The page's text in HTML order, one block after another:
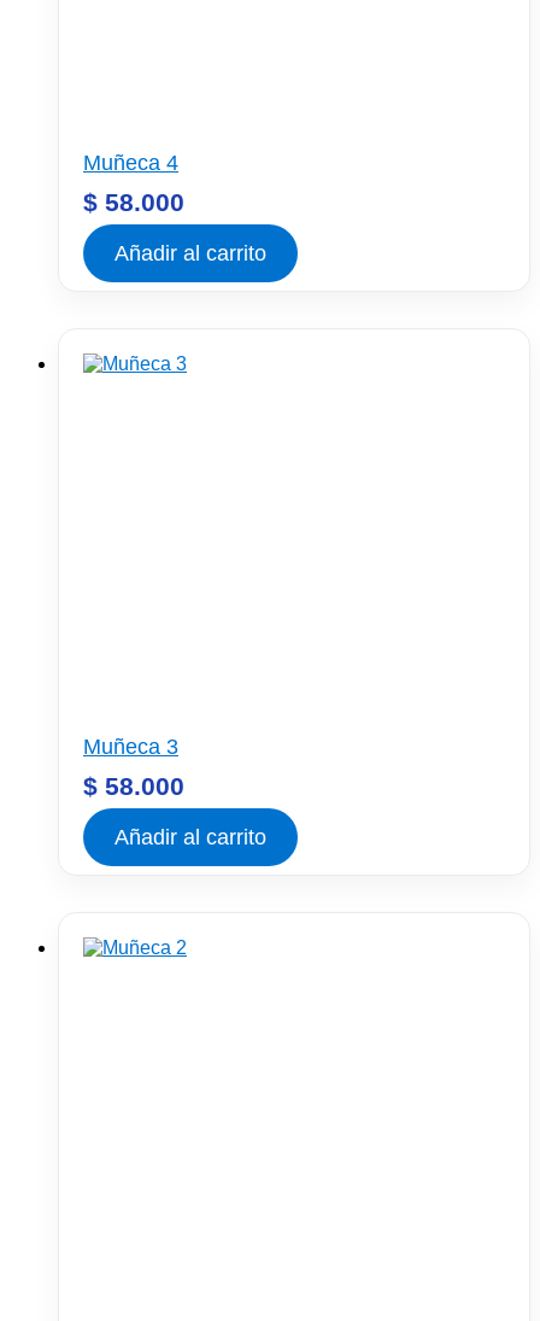
Muñeca 4
$ 58.000
Añadir al carrito
Muñeca 3
$ 58.000
Añadir al carrito